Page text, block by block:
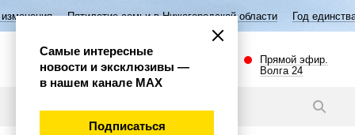
семьи в Нижегородской области Год единства народов
Прямой эфир.
Волга 24
Самые интересные
новости и эксклюзивы —
в нашем канале МАХ
Подписаться